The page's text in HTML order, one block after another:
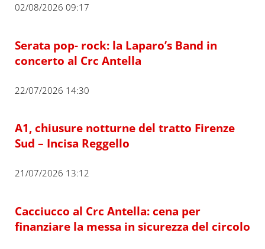
02/08/2026 09:17
Serata pop- rock: la Laparo’s Band in
concerto al Crc Antella
22/07/2026 14:30
A1, chiusure notturne del tratto Firenze
Sud – Incisa Reggello
21/07/2026 13:12
Cacciucco al Crc Antella: cena per
finanziare la messa in sicurezza del circolo